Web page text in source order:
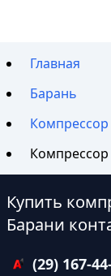
Главная
Барань
Компрессор
Купить
Барани
(29) 167-